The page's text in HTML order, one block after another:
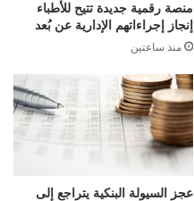
منصة رقمية جديدة تتيح للأطباء
إنجاز إجراءاتهم الإدارية عن بُعد
منذ ساعتين
عجز السيولة البنكية يتراجع إلى